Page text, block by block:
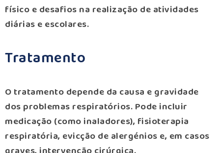
físico e desafios na realização de atividades
diárias e escolares.
Tratamento
O tratamento depende da causa e gravidade
dos problemas respiratórios. Pode incluir
medicação (como inaladores), fisioterapia
respiratória, evicção de alergénios e, em casos